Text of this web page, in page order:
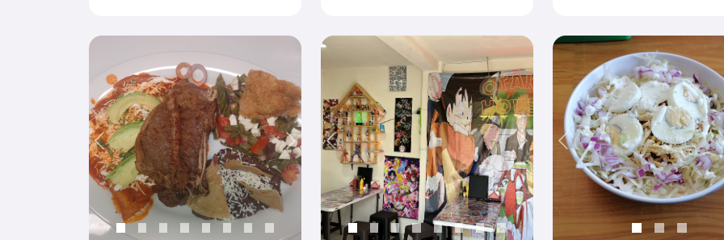
Previous Next Previous Next Previous